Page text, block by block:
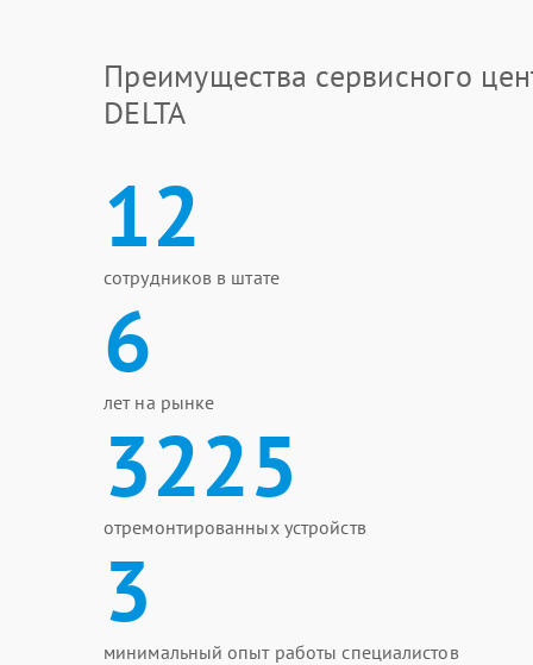
Преимущества сервисного
DELTA
12
сотрудников в штате
6
лет на рынке
3225
отремонтированных устройств
3
минимальный опыт работы специалистов